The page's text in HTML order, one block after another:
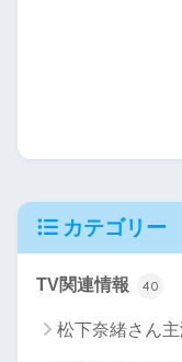
カテゴリー
TV関連情報 40
松下奈緒さん